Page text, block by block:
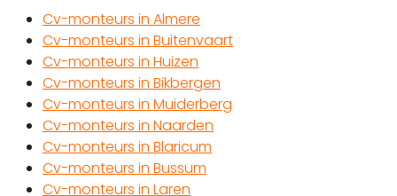
Cv-monteurs in Almere
Cv-monteurs in Buitenvaart
Cv-monteurs in Huizen
Cv-monteurs in Bikbergen
Cv-monteurs in Muiderberg
Cv-monteurs in Naarden
Cv-monteurs in Blaricum
Cv-monteurs in Bussum
Cv-monteurs in Laren